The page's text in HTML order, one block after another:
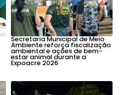
Secretaria Municipal de Meio
Ambiente reforça fiscalização
ambiental e ações de bem-
estar animal durante a
Expoacre 2026